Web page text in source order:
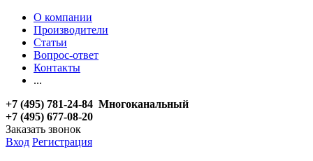
О компании
Производители
Статьи
Вопрос-ответ
Контакты
...
+7 (495) 781-24-84 Многоканальный
+7 (495) 677-08-20
Заказать звонок
Вход Регистрация